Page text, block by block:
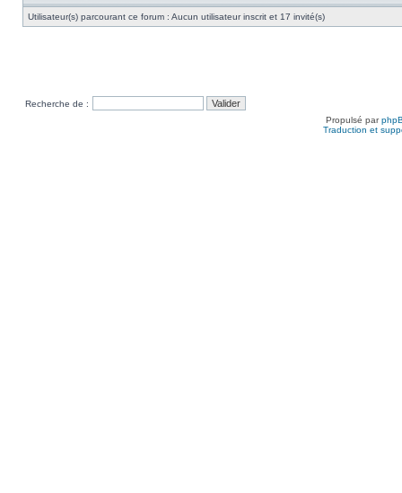
Utilisateur(s) parcourant ce forum : Aucun utilisateur inscrit et 17 invité(s)
Recherche de :
Propulsé par
Traduction et